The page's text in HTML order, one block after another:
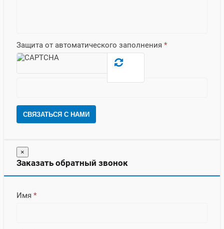
Защита от автоматического заполнения *
СВЯЗАТЬСЯ С НАМИ
×
Заказать обратный звонок
Имя *